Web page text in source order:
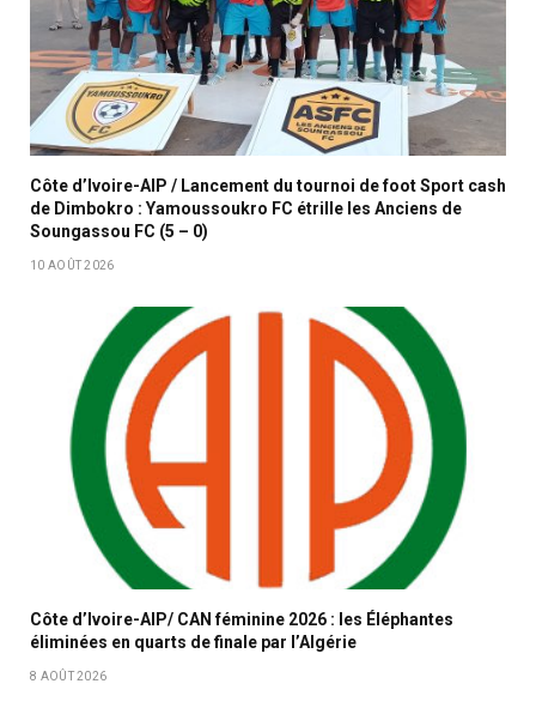
Côte d’Ivoire-AIP / Lancement du tournoi de foot Sport cash
de Dimbokro : Yamoussoukro FC étrille les Anciens de
Soungassou FC (5 – 0)
10 AOÛT 2026
Côte d’Ivoire-AIP/ CAN féminine 2026 : les Éléphantes
éliminées en quarts de finale par l’Algérie
8 AOÛT 2026